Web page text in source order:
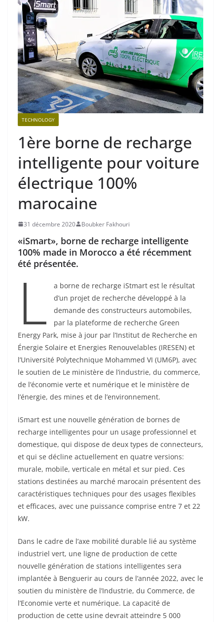
TECHNOLOGY
1ère borne de recharge
intelligente pour voiture
électrique 100%
marocaine
31 décembre 2020 Boubker Fakhouri
«iSmart», borne de recharge intelligente
100% made in Morocco a été récemment
été présentée.
L
a borne de recharge iStmart est le résultat
d’un projet de recherche développé à la
demande des constructeurs automobiles,
par la plateforme de recherche Green
Energy Park, mise à jour par l’Institut de Recherche en
Énergie Solaire et Energies Renouvelables (IRESEN) et
l’Université Polytechnique Mohammed VI (UM6P), avec
le soutien de Le ministère de l’industrie, du commerce,
de l’économie verte et numérique et le ministère de
l’énergie, des mines et de l’environnement.
iSmart est une nouvelle génération de bornes de
recharge intelligentes pour un usage professionnel et
domestique, qui dispose de deux types de connecteurs,
et qui se décline actuellement en quatre versions:
murale, mobile, verticale en métal et sur pied. Ces
stations destinées au marché marocain présentent des
caractéristiques techniques pour des usages flexibles
et efficaces, avec une puissance comprise entre 7 et 22
kW.
Dans le cadre de l’axe mobilité durable lié au système
industriel vert, une ligne de production de cette
nouvelle génération de stations intelligentes sera
implantée à Benguerir au cours de l’année 2022, avec le
soutien du ministère de l’Industrie, du Commerce, de
l’Economie verte et numérique. La capacité de
production de cette usine devrait atteindre 5 000